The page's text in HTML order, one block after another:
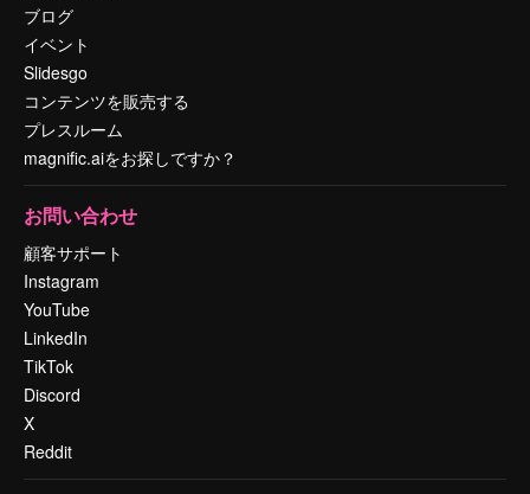
ブログ
イベント
Slidesgo
コンテンツを販売する
プレスルーム
magnific.aiをお探しですか？
お問い合わせ
顧客サポート
Instagram
YouTube
LinkedIn
TikTok
Discord
X
Reddit